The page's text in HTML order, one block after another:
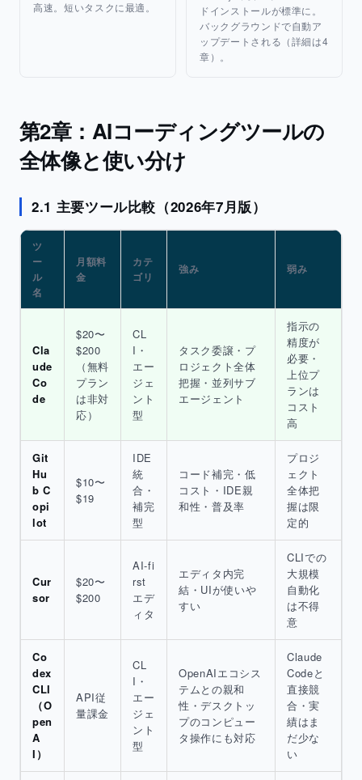
高速。短いタスクに最適。
ドインストールが標準に。
バックグラウンドで自動ア
ップデートされる（詳細は4
章）。
第2章：AIコーディングツールの
全体像と使い分け
2.1 主要ツール比較（2026年7月版）
ツ
ー
ル
名
月額料
金
カテ
ゴリ
強み 弱み
Cla
ude
Co
de
$20〜
$200
（無料
プラン
は非対
応）
CL
I・
エー
ジェ
ント
型
タスク委譲・プ
ロジェクト全体
把握・並列サブ
エージェント
指示の
精度が
必要・
上位プ
ランは
コスト
高
Git
Hu
b C
opi
lot
$10〜
$19
IDE
統
合・
補完
型
コード補完・低
コスト・IDE親
和性・普及率
プロジ
ェクト
全体把
握は限
定的
Cur
sor
$20〜
$200
AI-fi
rst
エデ
ィタ
エディタ内完
結・UIが使いや
すい
CLIでの
大規模
自動化
は不得
意
Co
dex
CLI
（O
pen
A
I）
API従
量課金
CL
I・
エー
ジェ
ント
型
OpenAIエコシス
テムとの親和
性・デスクトッ
プのコンピュー
タ操作にも対応
Claude
Codeと
直接競
合・実
績はま
だ少な
い